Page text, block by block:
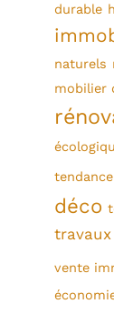
durable
naturels
mobilier
déco
travaux
vente